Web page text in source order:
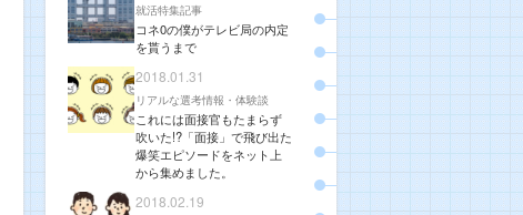
就活特集記事
コネ0の僕がテレビ局の内定
を貰うまで
2018.01.31
リアルな選考情報・体験談
これには面接官もたまらず
吹いた!?「面接」で飛び出た
爆笑エピソードをネット上
から集めました。
2018.02.19